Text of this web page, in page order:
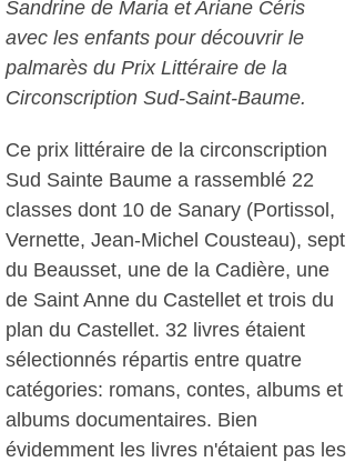
Sandrine de Maria et Ariane Céris
avec les enfants pour découvrir le
palmarès du Prix Littéraire de la
Circonscription Sud-Saint-Baume.
Ce prix littéraire de la circonscription
Sud Sainte Baume a rassemblé 22
classes dont 10 de Sanary (Portissol,
Vernette, Jean-Michel Cousteau), sept
du Beausset, une de la Cadière, une
de Saint Anne du Castellet et trois du
plan du Castellet. 32 livres étaient
sélectionnés répartis entre quatre
catégories: romans, contes, albums et
albums documentaires. Bien
évidemment les livres n'étaient pas les